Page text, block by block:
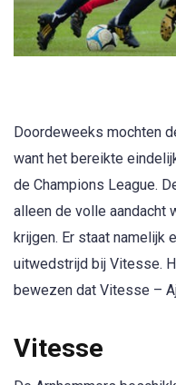
Doordeweeks mochten
want het bereikte
de Champions League.
alleen de volle aandacht
krijgen. Er staat namelijk
uitwedstrijd bij Vitesse.
bewezen dat Vitesse –
Vitesse